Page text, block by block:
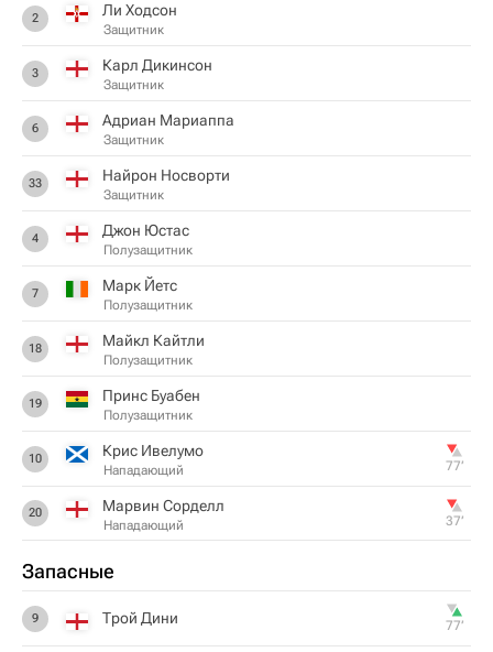
2 Ли Ходсон
Защитник
3 Карл Дикинсон
Защитник
6 Адриан Мариаппа
Защитник
33 Найрон Носворти
Защитник
4 Джон Юстас
Полузащитник
7 Марк Йетс
Полузащитник
18 Майкл Кайтли
Полузащитник
19 Принс Буабен
Полузащитник
10 Крис Ивелумо
Нападающий 77‎’‎
20 Марвин Сорделл
Нападающий 37‎’‎
Запасные
9 Трой Дини 77‎’‎